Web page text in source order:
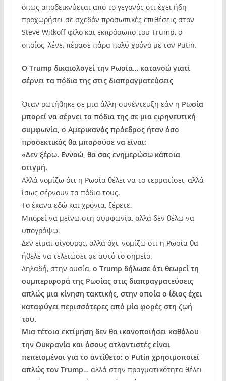
όπως αποδεικνύεται από το γεγονός ότι έχει ήδη
προχωρήσει σε σχεδόν προσωπικές επιθέσεις στον
Steve Witkoff φίλο και εκπρόσωπο του Trump, ο
οποίος, λένε, πέρασε πάρα πολύ χρόνο με τον Putin.
O Trump δικαιολογεί την Ρωσία… κατανοώ γιατί
σέρνει τα πόδια της στις διαπραγματεύσεις
Όταν ρωτήθηκε σε μια άλλη συνέντευξη εάν η Ρωσία
μπορεί να σέρνει τα πόδια της σε μια ειρηνευτική
συμφωνία, ο Αμερικανός πρόεδρος ήταν όσο
προσεκτικός θα μπορούσε να είναι:
«Δεν ξέρω. Εννοώ, θα σας ενημερώσω κάποια
στιγμή.
Αλλά νομίζω ότι η Ρωσία θέλει να το τερματίσει, αλλά
ίσως σέρνουν τα πόδια τους.
Το έκανα εδώ και χρόνια, ξέρετε.
Μπορεί να μείνω στη συμφωνία, αλλά δεν θέλω να
υπογράψω.
Δεν είμαι σίγουρος, αλλά όχι, νομίζω ότι η Ρωσία θα
ήθελε να τελειώσει σε αυτό το σημείο.
Δηλαδή, στην ουσία, ο Trump δήλωσε ότι θεωρεί τη
συμπεριφορά της Ρωσίας στις διαπραγματεύσεις
απλώς μια κίνηση τακτικής, στην οποία ο ίδιος έχει
καταφύγει περισσότερες από μία φορές στη ζωή
του.
Μια τέτοια εκτίμηση δεν θα ικανοποιήσει καθόλου
την Ουκρανία και όσους ατλαντιστές είναι
πεπεισμένοι για το αντίθετο: ο Putin χρησιμοποιεί
απλώς τον Trump… αλλά στην πραγματικότητα θέλει